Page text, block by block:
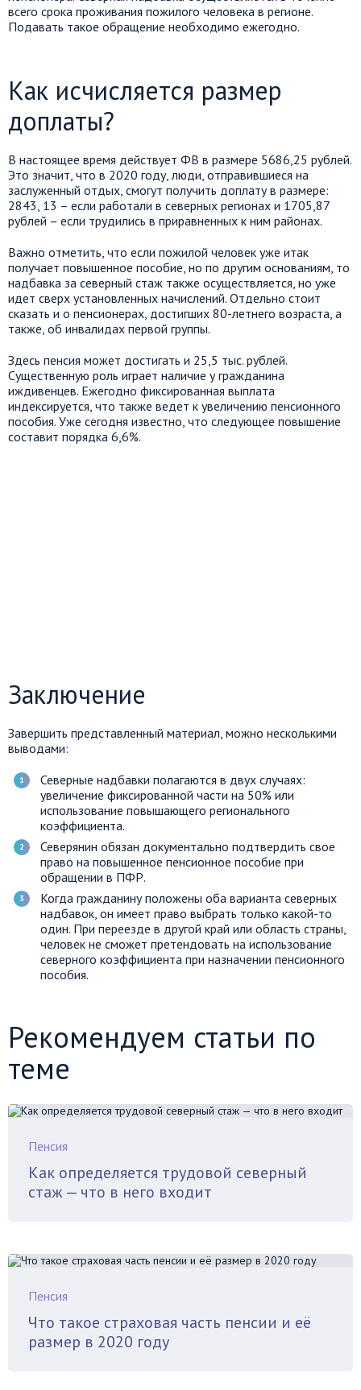
всего срока проживания пожилого человека в регионе.
Подавать такое обращение необходимо ежегодно.
Как исчисляется размер
доплаты?
В настоящее время действует ФВ в размере 5686,25 рублей.
Это значит, что в 2020 году, люди, отправившиеся на
заслуженный отдых, смогут получить доплату в размере:
2843, 13 – если работали в северных регионах и 1705,87
рублей – если трудились в приравненных к ним районах.
Важно отметить, что если пожилой человек уже итак
получает повышенное пособие, но по другим основаниям, то
надбавка за северный стаж также осуществляется, но уже
идет сверх установленных начислений. Отдельно стоит
сказать и о пенсионерах, достигших 80-летнего возраста, а
также, об инвалидах первой группы.
Здесь пенсия может достигать и 25,5 тыс. рублей.
Существенную роль играет наличие у гражданина
иждивенцев. Ежегодно фиксированная выплата
индексируется, что также ведет к увеличению пенсионного
пособия. Уже сегодня известно, что следующее повышение
составит порядка 6,6%.
Заключение
Завершить представленный материал, можно несколькими
выводами:
Северные надбавки полагаются в двух случаях:
увеличение фиксированной части на 50% или
использование повышающего регионального
коэффициента.
Северянин обязан документально подтвердить свое
право на повышенное пенсионное пособие при
обращении в ПФР.
Когда гражданину положены оба варианта северных
надбавок, он имеет право выбрать только какой-то
один. При переезде в другой край или область страны,
человек не сможет претендовать на использование
северного коэффициента при назначении пенсионного
пособия.
Рекомендуем статьи по
теме
Пенсия
Как определяется трудовой северный
стаж — что в него входит
Пенсия
Что такое страховая часть пенсии и её
размер в 2020 году